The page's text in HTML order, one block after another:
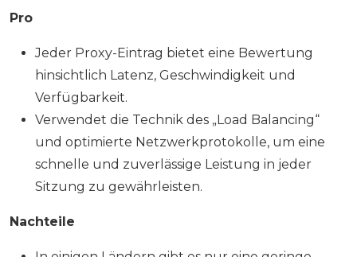
Pro
Jeder Proxy-Eintrag bietet eine Bewertung
hinsichtlich Latenz, Geschwindigkeit und
Verfügbarkeit.
Verwendet die Technik des „Load Balancing“
und optimierte Netzwerkprotokolle, um eine
schnelle und zuverlässige Leistung in jeder
Sitzung zu gewährleisten.
Nachteile